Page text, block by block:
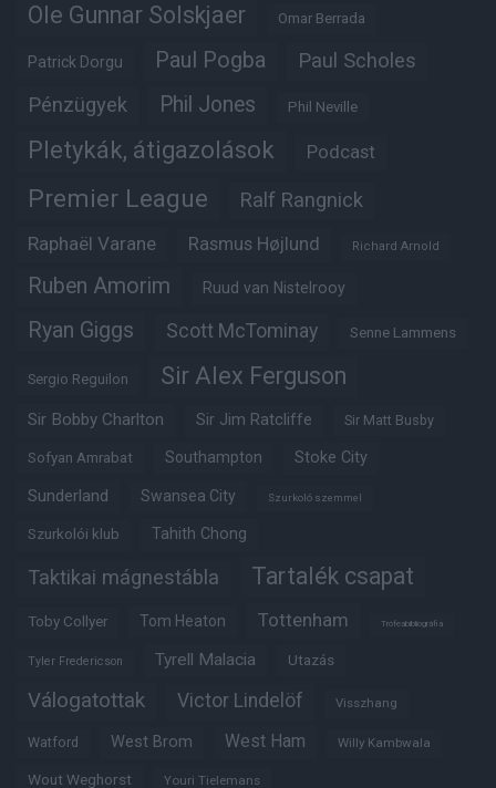
Ole Gunnar Solskjaer Omar Berrada
Patrick Dorgu Paul Pogba Paul Scholes
Pénzügyek Phil Jones Phil Neville
Pletykák, átigazolások Podcast
Premier League Ralf Rangnick
Raphaël Varane Rasmus Højlund Richard Arnold
Ruben Amorim Ruud van Nistelrooy
Ryan Giggs Scott McTominay Senne Lammens
Sergio Reguilon Sir Alex Ferguson
Sir Bobby Charlton Sir Jim Ratcliffe Sir Matt Busby
Sofyan Amrabat Southampton Stoke City
Sunderland Swansea City Szurkoló szemmel
Szurkolói klub Tahith Chong
Taktikai mágnestábla Tartalék csapat
Toby Collyer Tom Heaton Tottenham Trófeabibliográfia
Tyler Fredericson Tyrell Malacia Utazás
Válogatottak Victor Lindelöf Visszhang
Watford West Brom West Ham Willy Kambwala
Wout Weghorst Youri Tielemans